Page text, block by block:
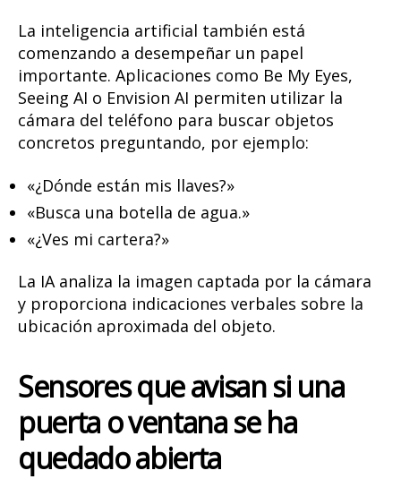
La inteligencia artificial también está
comenzando a desempeñar un papel
importante. Aplicaciones como Be My Eyes,
Seeing AI o Envision AI permiten utilizar la
cámara del teléfono para buscar objetos
concretos preguntando, por ejemplo:
«¿Dónde están mis llaves?»
«Busca una botella de agua.»
«¿Ves mi cartera?»
La IA analiza la imagen captada por la cámara
y proporciona indicaciones verbales sobre la
ubicación aproximada del objeto.
Sensores que avisan si una
puerta o ventana se ha
quedado abierta